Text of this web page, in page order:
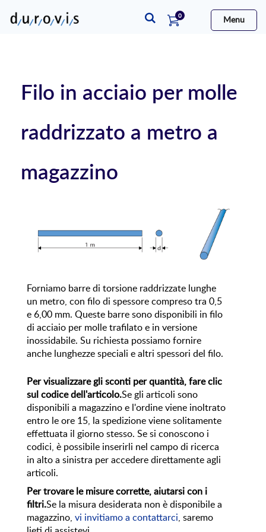
0elementi
Menu
Filo in acciaio per molle
raddrizzato a metro a
magazzino
Forniamo barre di torsione raddrizzate lunghe
un metro, con filo di spessore compreso tra 0,5
e 6,00 mm. Queste barre sono disponibili in filo
di acciaio per molle trafilato e in versione
inossidabile. Su richiesta possiamo fornire
anche lunghezze speciali e altri spessori del filo.
Per visualizzare gli sconti per quantità, fare clic
sul codice dell'articolo.Se gli articoli sono
disponibili a magazzino e l'ordine viene inoltrato
entro le ore 15, la spedizione viene solitamente
effettuata il giorno stesso. Se si conoscono i
codici, è possibile inserirli nel campo di ricerca
in alto a sinistra per accedere direttamente agli
articoli.
Per trovare le misure corrette, aiutarsi con i
filtri.Se la misura desiderata non è disponibile a
magazzino, vi invitiamo a contattarci , saremo